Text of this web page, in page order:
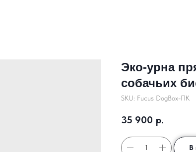
Эко-урна
собачьих
SKU: Fucus DogBox-ПК
35 900 р.
В